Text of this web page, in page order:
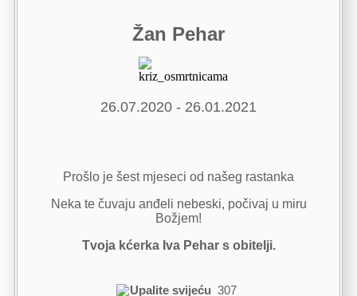
Žan Pehar
26.07.2020 - 26.01.2021
Prošlo je šest mjeseci od našeg rastanka
Neka te čuvaju anđeli nebeski, počivaj u miru
Božjem!
Tvoja kćerka Iva Pehar s obitelji.
Upalite svijeću 307